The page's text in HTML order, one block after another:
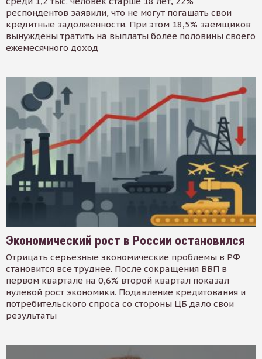
респондентов заявили, что не могут погашать свои
кредитные задолженности. При этом 18,5% заемщиков
вынуждены тратить на выплаты более половины своего
ежемесячного доход
Экономический рост в России остановился
Отрицать серьезные экономические проблемы в РФ
становится все труднее. После сокращения ВВП в
первом квартале на 0,6% второй квартал показал
нулевой рост экономики. Подавление кредитования и
потребительского спроса со стороны ЦБ дало свои
результаты